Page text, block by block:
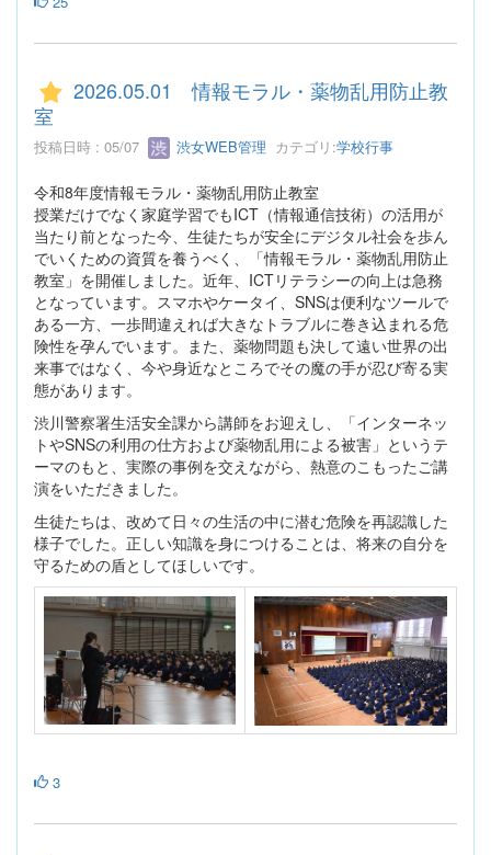
2026.05.01 情報モラル・薬物乱用防止教
室
投稿日時 : 05/07 渋女WEB管理 カテゴリ:学校行事
令和8年度情報モラル・薬物乱用防止教室
授業だけでなく家庭学習でもICT（情報通信技術）の活用が
当たり前となった今、生徒たちが安全にデジタル社会を歩ん
でいくための資質を養うべく、「情報モラル・薬物乱用防止
教室」を開催しました。近年、ICTリテラシーの向上は急務
となっています。スマホやケータイ、SNSは便利なツールで
ある一方、一歩間違えれば大きなトラブルに巻き込まれる危
険性を孕んでいます。また、薬物問題も決して遠い世界の出
来事ではなく、今や身近なところでその魔の手が忍び寄る実
態があります。
渋川警察署生活安全課から講師をお迎えし、「インターネッ
トやSNSの利用の仕方および薬物乱用による被害」というテ
ーマのもと、実際の事例を交えながら、熱意のこもったご講
演をいただきました。
生徒たちは、改めて日々の生活の中に潜む危険を再認識した
様子でした。正しい知識を身につけることは、将来の自分を
守るための盾としてほしいです。
3